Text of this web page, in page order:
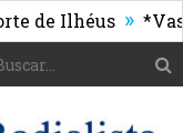
Ilhéus » *Vasco